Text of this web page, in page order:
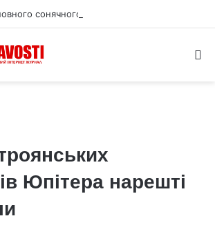
Юпітера нарешті